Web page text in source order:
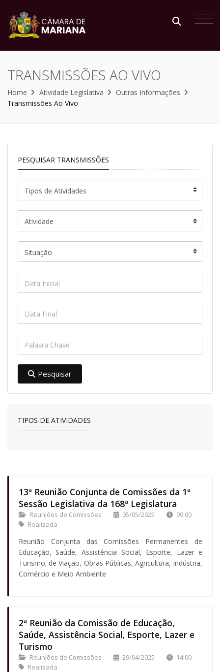
TRANSMISSÕES AO VIVO
Home Atividade Legislativa
Outras Informações
Transmissões Ao Vivo
13ª Reunião Conjunta de Comissões da 1ª
Sessão Legislativa da 168ª Legislatura
Reuniões de Comissões 05/05/2025
09:00
Realizada
Reunião Conjunta das Comissões Permanentes de
Educação, Saúde, Assistência Social, Esporte, Lazer e
Turismo; de Viação, Obras Públicas, Agricultura, Indústria,
Comércio e Meio Ambiente
2ª Reunião da Comissão de Educação,
Saúde, Assistência Social, Esporte, Lazer e
Turismo
Reuniões de Comissões 29/04/2025
14:00
Realizada
PESQUISAR TRANSMISSÕES
Pesquisar
TIPOS DE ATIVIDADES